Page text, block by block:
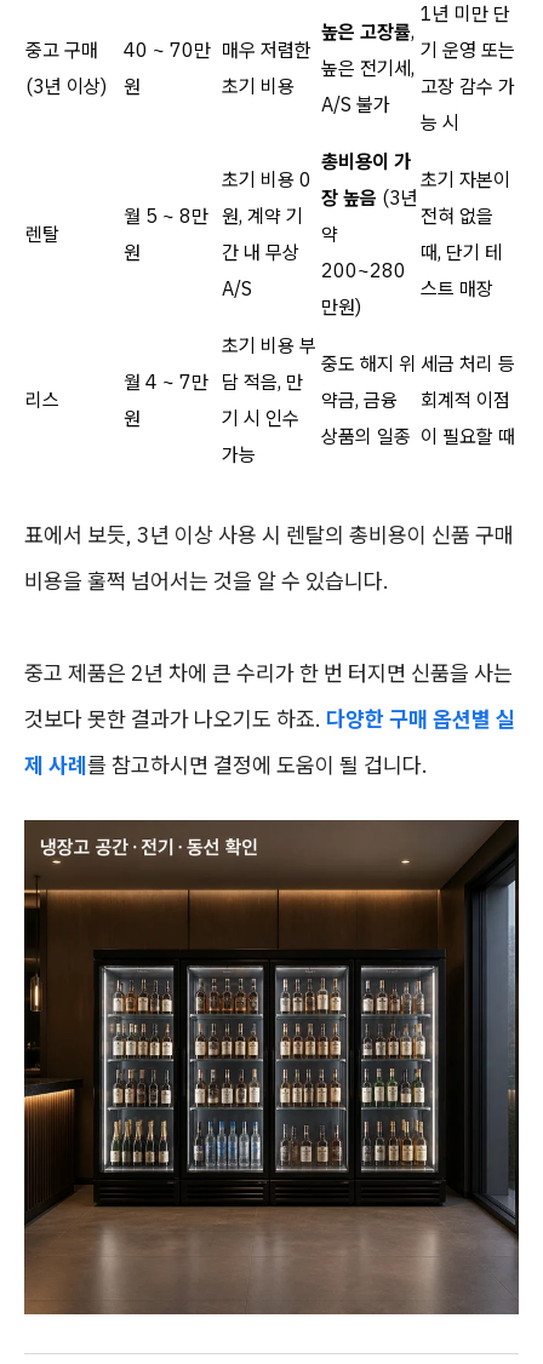
중고 구매
(3년 이상)
40 ~ 70만
원
매우 저렴한
초기 비용
높은 고장률,
높은 전기세,
A/S 불가
1년 미만 단
기 운영 또는
고장 감수 가
능 시
렌탈
월 5 ~ 8만
원
초기 비용 0
원, 계약 기
간 내 무상
A/S
총비용이 가
장 높음 (3년
약
200~280
만원)
초기 자본이
전혀 없을
때, 단기 테
스트 매장
리스
월 4 ~ 7만
원
초기 비용 부
담 적음, 만
기 시 인수
가능
중도 해지 위
약금, 금융
상품의 일종
세금 처리 등
회계적 이점
이 필요할 때
표에서 보듯, 3년 이상 사용 시 렌탈의 총비용이 신품 구매
비용을 훌쩍 넘어서는 것을 알 수 있습니다.
중고 제품은 2년 차에 큰 수리가 한 번 터지면 신품을 사는
것보다 못한 결과가 나오기도 하죠. 다양한 구매 옵션별 실
제 사례를 참고하시면 결정에 도움이 될 겁니다.